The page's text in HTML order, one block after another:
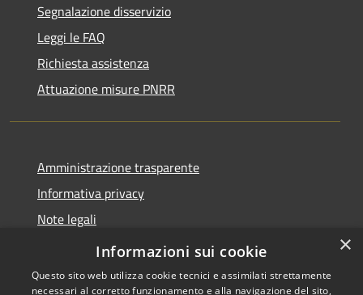
Segnalazione disservizio
Leggi le FAQ
Richiesta assistenza
Attuazione misure PNRR
Amministrazione trasparente
Informativa privacy
Note legali
Dichiarazione di accessibilità
×
Informazioni sui cookie
Questo sito web utilizza cookie tecnici e assimilati strettamente
necessari al corretto funzionamento e alla navigazione del sito,